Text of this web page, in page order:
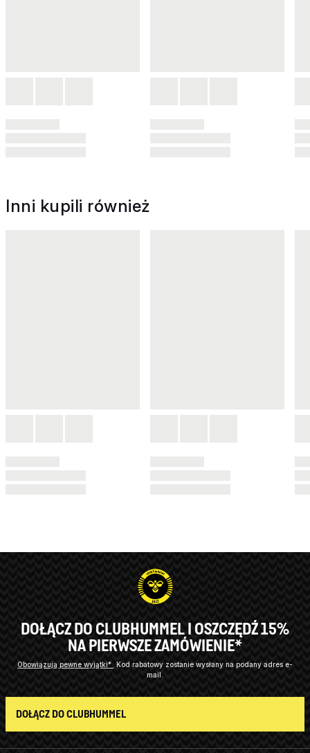
Inni kupili również
DOŁĄCZ DO CLUBHUMMEL I OSZCZĘDŹ 15%
NA PIERWSZE ZAMÓWIENIE*
Obowiązują pewne wyjątki* Kod rabatowy zostanie wysłany na podany adres e-
mail.
DOŁĄCZ DO CLUBHUMMEL